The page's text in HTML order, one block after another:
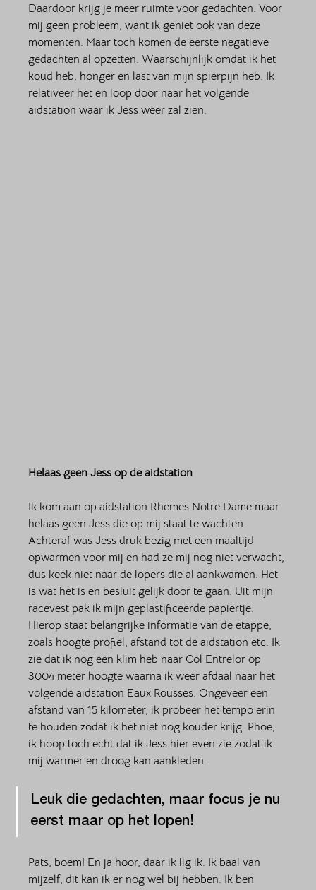
Daardoor krijg je meer ruimte voor gedachten. Voor
mij geen probleem, want ik geniet ook van deze
momenten. Maar toch komen de eerste negatieve
gedachten al opzetten. Waarschijnlijk omdat ik het
koud heb, honger en last van mijn spierpijn heb. Ik
relativeer het en loop door naar het volgende
aidstation waar ik Jess weer zal zien.
Helaas geen Jess op de aidstation
Ik kom aan op aidstation Rhemes Notre Dame maar
helaas geen Jess die op mij staat te wachten.
Achteraf was Jess druk bezig met een maaltijd
opwarmen voor mij en had ze mij nog niet verwacht,
dus keek niet naar de lopers die al aankwamen. Het
is wat het is en besluit gelijk door te gaan. Uit mijn
racevest pak ik mijn geplastificeerde papiertje.
Hierop staat belangrijke informatie van de etappe,
zoals hoogte profiel, afstand tot de aidstation etc. Ik
zie dat ik nog een klim heb naar Col Entrelor op
3004 meter hoogte waarna ik weer afdaal naar het
volgende aidstation Eaux Rousses. Ongeveer een
afstand van 15 kilometer, ik probeer het tempo erin
te houden zodat ik het niet nog kouder krijg. Phoe,
ik hoop toch echt dat ik Jess hier even zie zodat ik
mij warmer en droog kan aankleden.
Leuk die gedachten, maar focus je nu
eerst maar op het lopen!
Pats, boem! En ja hoor, daar ik lig ik. Ik baal van
mijzelf, dit kan ik er nog wel bij hebben. Ik ben